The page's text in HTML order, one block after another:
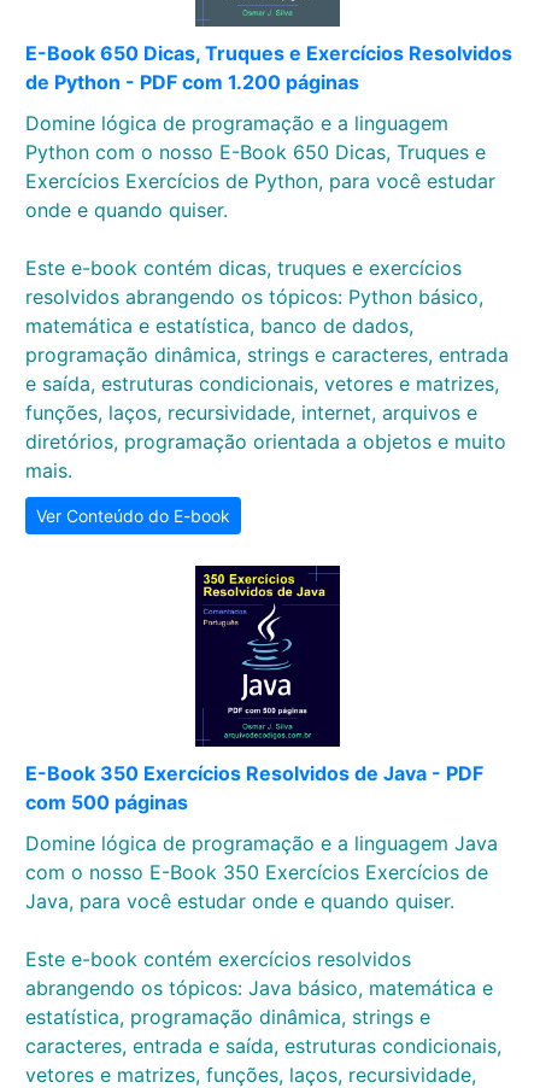
E-Book 650 Dicas, Truques e Exercícios Resolvidos
de Python - PDF com 1.200 páginas
Domine lógica de programação e a linguagem
Python com o nosso E-Book 650 Dicas, Truques e
Exercícios Exercícios de Python, para você estudar
onde e quando quiser.
Este e-book contém dicas, truques e exercícios
resolvidos abrangendo os tópicos: Python básico,
matemática e estatística, banco de dados,
programação dinâmica, strings e caracteres, entrada
e saída, estruturas condicionais, vetores e matrizes,
funções, laços, recursividade, internet, arquivos e
diretórios, programação orientada a objetos e muito
mais.
Ver Conteúdo do E-book
E-Book 350 Exercícios Resolvidos de Java - PDF
com 500 páginas
Domine lógica de programação e a linguagem Java
com o nosso E-Book 350 Exercícios Exercícios de
Java, para você estudar onde e quando quiser.
Este e-book contém exercícios resolvidos
abrangendo os tópicos: Java básico, matemática e
estatística, programação dinâmica, strings e
caracteres, entrada e saída, estruturas condicionais,
vetores e matrizes, funções, laços, recursividade,